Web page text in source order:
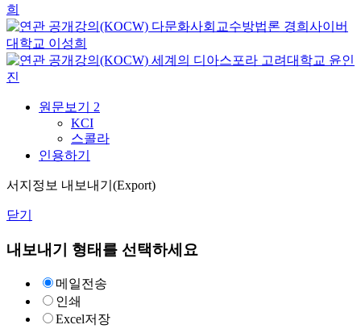
희
다문화사회교수방법론 경희사이버
대학교 이성희
세계의 디아스포라 고려대학교 윤인
진
원문보기 2
KCI
스콜라
인용하기
서지정보 내보내기(Export)
닫기
내보내기 형태를 선택하세요
메일전송
인쇄
Excel저장